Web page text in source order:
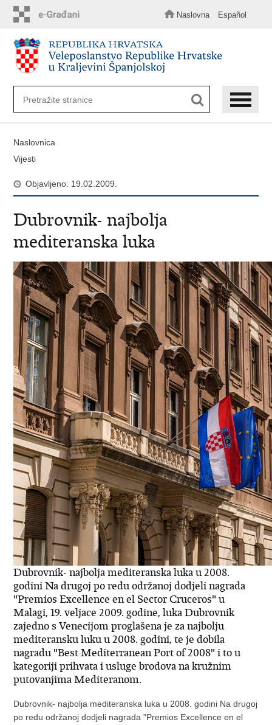
sadržaj
Naslovna Español
Naslovnica
Vijesti
Objavljeno: 19.02.2009.
Dubrovnik- najbolja
mediteranska luka
Dubrovnik- najbolja mediteranska luka u 2008.
godini Na drugoj po redu održanoj dodjeli nagrada
"Premios Excellence en el Sector Cruceros" u
Malagi, 19. veljace 2009. godine, luka Dubrovnik
zajedno s Venecijom proglašena je za najbolju
mediteransku luku u 2008. godini, te je dobila
nagradu "Best Mediterranean Port of 2008" i to u
kategoriji prihvata i usluge brodova na kružnim
putovanjima Mediteranom.
Dubrovnik- najbolja mediteranska luka u 2008. godini Na drugoj
po redu održanoj dodjeli nagrada "Premios Excellence en el